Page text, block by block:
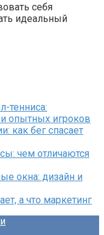
себя
идеальный
тенниса:
опытных игроков
как бег спасает
чем отличаются
окна: дизайн и
а что маркетинг